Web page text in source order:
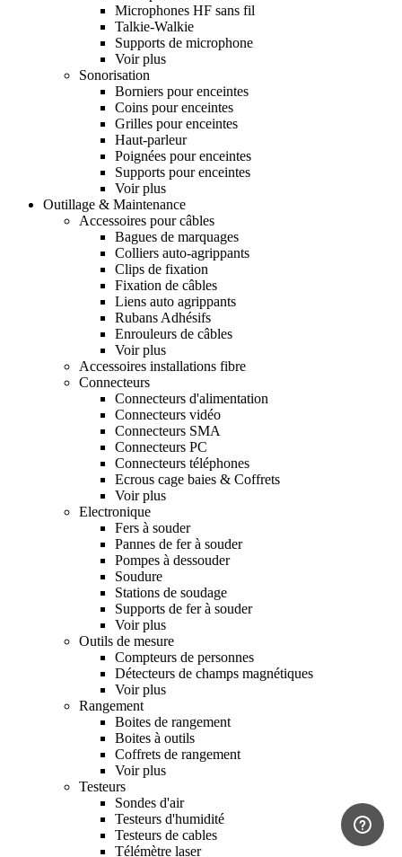
Microphones HF sans fil
Talkie-Walkie
Supports de microphone
Voir plus
Sonorisation
Borniers pour enceintes
Coins pour enceintes
Grilles pour enceintes
Haut-parleur
Poignées pour enceintes
Supports pour enceintes
Voir plus
Outillage & Maintenance
Accessoires pour câbles
Bagues de marquages
Colliers auto-agrippants
Clips de fixation
Fixation de câbles
Liens auto agrippants
Rubans Adhésifs
Enrouleurs de câbles
Voir plus
Accessoires installations fibre
Connecteurs
Connecteurs d'alimentation
Connecteurs vidéo
Connecteurs SMA
Connecteurs PC
Connecteurs téléphones
Ecrous cage baies & Coffrets
Voir plus
Electronique
Fers à souder
Pannes de fer à souder
Pompes à dessouder
Soudure
Stations de soudage
Supports de fer à souder
Voir plus
Outils de mesure
Compteurs de personnes
Détecteurs de champs magnétiques
Voir plus
Rangement
Boites de rangement
Boites à outils
Coffrets de rangement
Voir plus
Testeurs
Sondes d'air
Testeurs d'humidité
Testeurs de cables
Télémètre laser